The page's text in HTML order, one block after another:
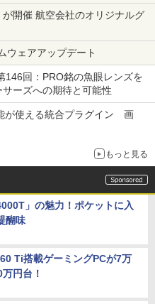
開催 航空会社のオリジナルグ
ウェアアップデート
146回：PRO銘の魚眼レンズを
サーズへの期待と可能性
が使える統合プラグイン 画
もっと見る
」の魅力！ポケットに入
醐味
Ti搭載ゲーミングPCが7万
円台！